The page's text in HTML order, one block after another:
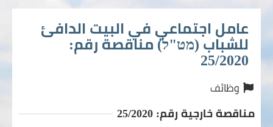
عامل اجتماعي في البيت الدافئ
للشباب (מט"ל) مناقصة رقم:
25/2020
وظائف
مناقصة خارجية رقم: 25/2020